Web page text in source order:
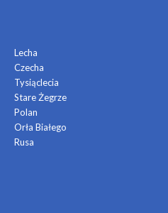
Lecha
Czecha
Tysiąclecia
Stare Żegrze
Polan
Orła Białego
Rusa